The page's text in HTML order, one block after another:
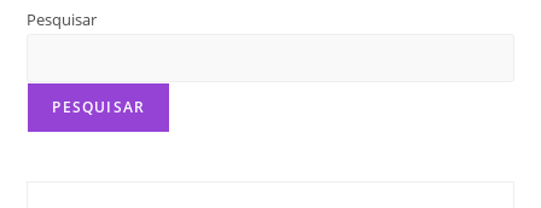
Pesquisar
PESQUISAR